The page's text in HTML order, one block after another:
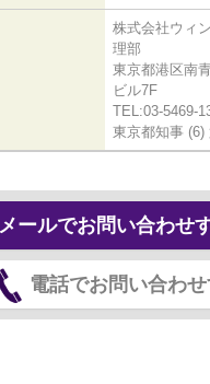
株式会社ウィ
理部
東京都港区南
ビル7F
TEL:03-5469-
東京都知事 (6)
メールでお問い合わせ
電話でお問い合わ